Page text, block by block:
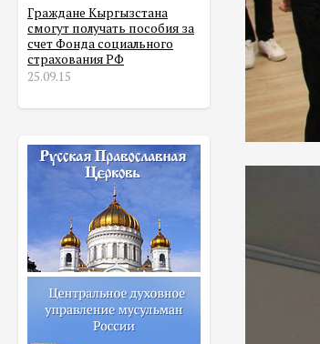
Граждане Кыргызстана
смогут получать пособия за
счет Фонда социального
страхования РФ
25.09.15